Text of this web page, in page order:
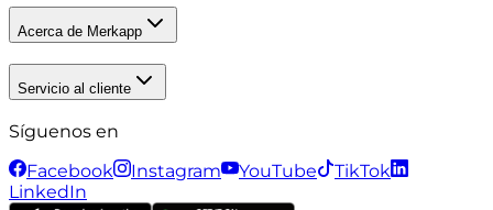
Acerca de Merkapp
Servicio al cliente
Síguenos en
Facebook
Instagram YouTube
TikTok
LinkedIn